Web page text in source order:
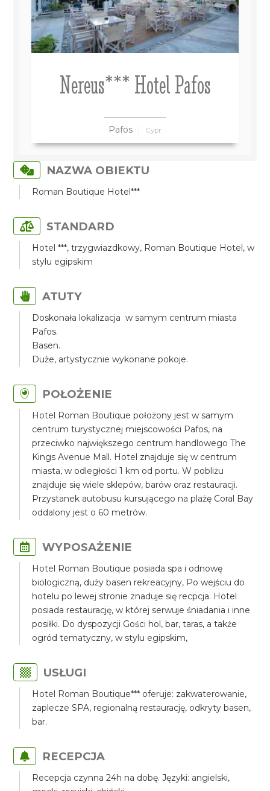
Nereus*** Hotel Pafos
Pafos Cypr
NAZWA OBIEKTU
Roman Boutique Hotel***
STANDARD
Hotel ***, trzygwiazdkowy, Roman Boutique Hotel, w
stylu egipskim
ATUTY
Doskonała lokalizacja w samym centrum miasta
Pafos.
Basen.
Duże, artystycznie wykonane pokoje.
POŁOŻENIE
Hotel Roman Boutique położony jest w samym
centrum turystycznej miejscowości Pafos, na
przeciwko największego centrum handlowego The
Kings Avenue Mall. Hotel znajduje się w centrum
miasta, w odległości 1 km od portu. W pobliżu
znajduje się wiele sklepów, barów oraz restauracji.
Przystanek autobusu kursującego na plażę Coral Bay
oddalony jest o 60 metrów.
WYPOSAŻENIE
Hotel Roman Boutique posiada spa i odnowę
biologiczną, duży basen rekreacyjny, Po wejściu do
hotelu po lewej stronie znaduje się recpcja. Hotel
posiada restaurację, w której serwuje śniadania i inne
posiłki. Do dyspozycji Gości hol, bar, taras, a także
ogród tematyczny, w stylu egipskim,
USŁUGI
Hotel Roman Boutique*** oferuje: zakwaterowanie,
zaplecze SPA, regionalną restaurację, odkryty basen,
bar.
RECEPCJA
Recepcja czynna 24h na dobę. Języki: angielski,